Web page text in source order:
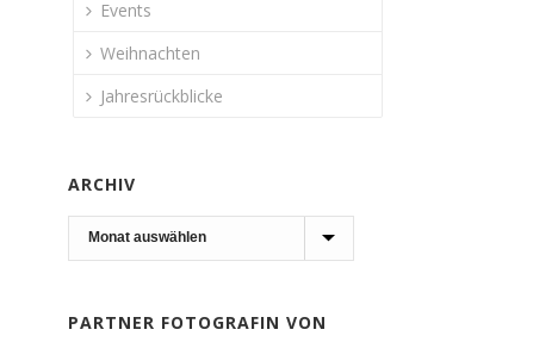
Events
Weihnachten
Jahresrückblicke
ARCHIV
Archiv
PARTNER FOTOGRAFIN VON